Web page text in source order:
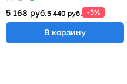
5 168 руб.5 440 руб. -5%
В корзину